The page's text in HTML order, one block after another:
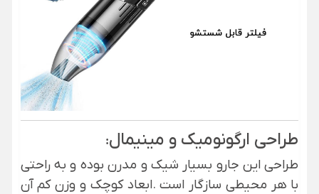
طراحی ارگونومیک و مینیمال:
طراحی این جارو بسیار شیک و مدرن بوده و به راحتی
با هر محیطی سازگار است.ابعاد کوچک و وزن کم آن